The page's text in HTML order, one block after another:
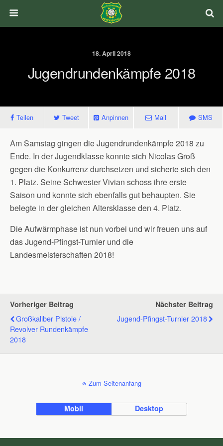
18. April 2018
Jugendrundenkämpfe 2018
Teilen Tweet Anpinnen Mail SMS
Am Samstag gingen die Jugendrundenkämpfe 2018 zu
Ende. In der Jugendklasse konnte sich Nicolas Groß
gegen die Konkurrenz durchsetzen und sicherte sich den
1. Platz. Seine Schwester Vivian schoss ihre erste
Saison und konnte sich ebenfalls gut behaupten. Sie
belegte in der gleichen Altersklasse den 4. Platz.
Die Aufwärmphase ist nun vorbei und wir freuen uns auf
das Jugend-Pfingst-Turnier und die
Landesmeisterschaften 2018!
Vorheriger Beitrag
Großkaliber Pistole /
Revolver Rundenkämpfe
2018
Nächster Beitrag
Jugend-Pfingst-Turnier 2018
Zum Seitenanfang
Mobil Desktop